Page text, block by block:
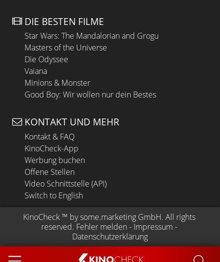
DIE BESTEN FILME
Star Wars: The Mandalorian and Grogu
Masters of the Universe
Die Odyssee
Vaiana
Minions & Monster
Good Boy: Wir wollen nur dein Bestes
KONTAKT UND MEHR
Kontakt & FAQ
KinoCheck-App
Werbung buchen
Offene Stellen
Video Schnittstelle (API)
Switch to English
KinoCheck ™ by some.marketing GmbH. All rights
reserved. Fehler melden - Impressum -
Datenschutzerklärung